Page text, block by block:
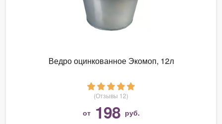
Ведро оцинкованное Экомоп, 12л
(Отзывы 12)
от 198 руб.